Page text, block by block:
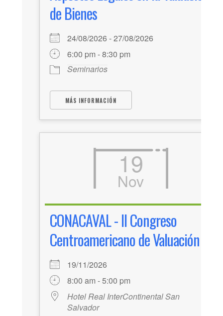
de Bienes
24/08/2026 - 27/08/2026
6:00 pm - 8:30 pm
Seminarios
MÁS INFORMACIÓN
19
Nov
CONACAVAL - II Congreso
Centroamericano de Valuación
19/11/2026
8:00 am - 5:00 pm
Hotel Real InterContinental San
Salvador